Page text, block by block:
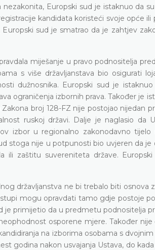
Europski sud je istaknuo da
kandidata koristeći svoje opće ili
sud je smatrao da je zahtjev
miješanje u pravo podnositelja
s više državljanstava bio osigurati
dužnosnika. Europski sud je
ograničenja izbornih prava. Također je
broj 128-FZ nije postojao nijedan
ruskoj državi. Dalje je naglasio da
izbor u regionalno zakonodavno
stoga nije u potpunosti bio uvjeren da je
ili zaštitu suvereniteta države.
državljanstva ne bi trebalo biti osnova
mogu opravdati tamo gdje postoje
je primijetio da u predmetu podnositelja
osporene mjere. Također nije
na izborima osobama s
godina nakon usvajanja Ustava, do